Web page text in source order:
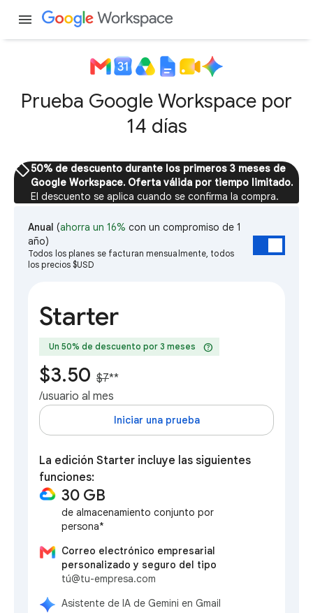
menu
Prueba Google Workspace por
14 días
sell50% de descuento durante los primeros 3 meses de
Google Workspace. Oferta válida por tiempo limitado.
El descuento se aplica cuando se confirma la compra.
Anual (ahorra un 16% con un compromiso de 1
año)
Todos los planes se facturan mensualmente, todos
los precios $USD
Starter
Un 50% de descuento por 3 meses help
$3.50 $7**
/usuario al mes
Iniciar una prueba
La edición Starter incluye las siguientes
funciones:
30 GB
de almacenamiento conjunto por
persona*
Correo electrónico empresarial
personalizado y seguro del tipo
tú@tu-empresa.com
Asistente de IA de Gemini en Gmail